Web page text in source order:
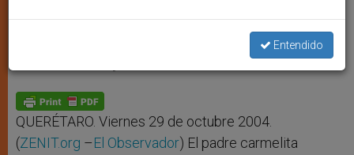
W
s
p
p
M
e
g
e
r
F
b
o
k
T
t
S
e
QUERÉTARO. Viernes 29 de octubre 2004.
(ZENIT.org –El Observador) El padre carmelita
Entendido